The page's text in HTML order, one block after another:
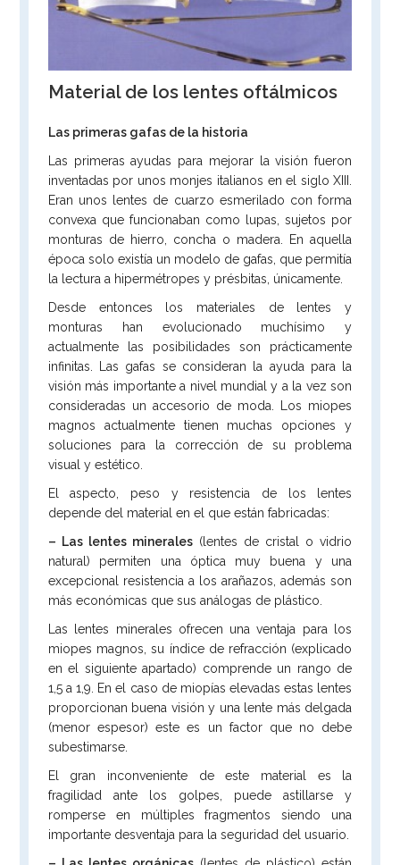
Material de los lentes oftálmicos
Las primeras gafas de la historia
Las primeras ayudas para mejorar la visión fueron
inventadas por unos monjes italianos en el siglo XIII.
Eran unos lentes de cuarzo esmerilado con forma
convexa que funcionaban como lupas, sujetos por
monturas de hierro, concha o madera. En aquella
época solo existía un modelo de gafas, que permitía
la lectura a hipermétropes y présbitas, únicamente.
Desde entonces los materiales de lentes y
monturas han evolucionado muchísimo y
actualmente las posibilidades son prácticamente
infinitas. Las gafas se consideran la ayuda para la
visión más importante a nivel mundial y a la vez son
consideradas un accesorio de moda. Los miopes
magnos actualmente tienen muchas opciones y
soluciones para la corrección de su problema
visual y estético.
El aspecto, peso y resistencia de los lentes
depende del material en el que están fabricadas:
– Las lentes minerales(lentes de cristal o vidrio
natural) permiten una óptica muy buena y una
excepcional resistencia a los arañazos, además son
más económicas que sus análogas de plástico.
Las lentes minerales ofrecen una ventaja para los
miopes magnos, su índice de refracción (explicado
en el siguiente apartado) comprende un rango de
1,5 a 1,9. En el caso de miopías elevadas estas lentes
proporcionan buena visión y una lente más delgada
(menor espesor) este es un factor que no debe
subestimarse.
El gran inconveniente de este material es la
fragilidad ante los golpes, puede astillarse y
romperse en múltiples fragmentos siendo una
importante desventaja para la seguridad del usuario.